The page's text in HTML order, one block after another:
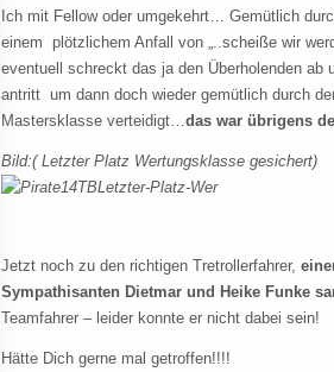
Ich mit Fellow oder umgekehrt… Gemütlich
einem plötzlichem Anfall von „..scheiße wir
eventuell schreckt das ja den Überholenden
antritt um dann doch wieder gemütlich durch
Mastersklasse verteidigt…das war übrigens
Bild:( Letzter Platz Wertungsklasse gesichert)
Jetzt noch zu den richtigen Tretrollerfahrer,
Sympathisanten Dietmar und Heike Funke
Teamfahrer – leider konnte er nicht dabei sein!
Hätte Dich gerne mal getroffen!!!!